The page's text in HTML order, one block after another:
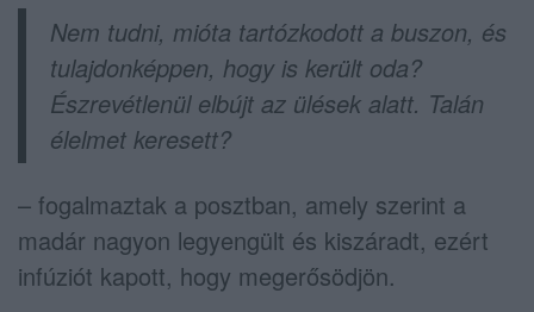
Nem tudni, mióta tartózkodott a buszon, és
tulajdonképpen, hogy is került oda?
Észrevétlenül elbújt az ülések alatt. Talán
élelmet keresett?
– fogalmaztak a posztban, amely szerint a
madár nagyon legyengült és kiszáradt, ezért
infúziót kapott, hogy megerősödjön.